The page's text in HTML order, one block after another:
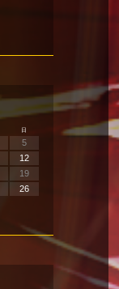
日
5
12
19
26